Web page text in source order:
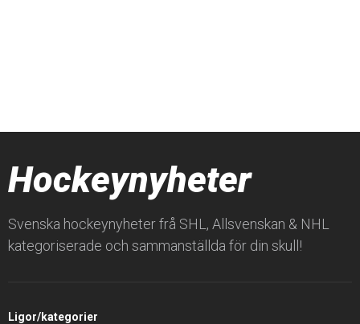
Hockeynyheter
Svenska hockeynyheter frå SHL, Allsvenskan & NHL
kategoriserade och sammanställda för din skull!
Ligor/kategorier